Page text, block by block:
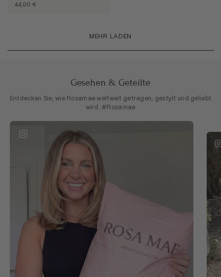
44,00 €
MEHR LADEN
Gesehen & Geteilte
Entdecken Sie, wie Rosamae weltweit getragen, gestylt und geliebt
wird. #Rosamae